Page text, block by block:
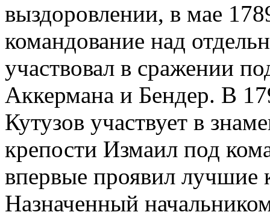
выздоровлении, в мае
командование над
участвовал в сражении
Аккермана и Бендер. В
Кутузов участвует в
крепости Измаил под
впервые проявил лучшие
Назначенный